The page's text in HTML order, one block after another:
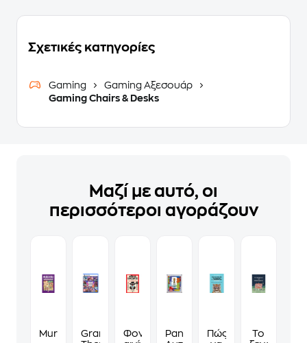
Σχετικές κατηγορίες
Gaming
Gaming Αξεσουάρ
Gaming Chairs & Desks
Μαζί με αυτό, οι
περισσότεροι αγοράζουν
MurdokuGrand
Φονικά
Panini
Πώς
Το